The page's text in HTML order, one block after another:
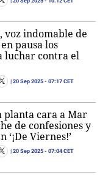
voz indomable de
en pausa los
luchar contra el
20 Sep 2025 - 07:17 CET
planta cara a Mar
de confesiones y
Viernes!’
20 Sep 2025 - 07:04 CET